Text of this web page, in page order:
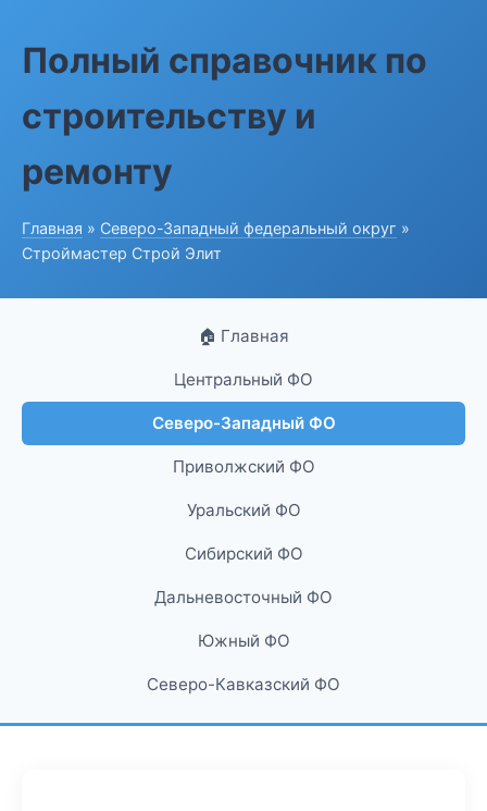
Полный справочник по
строительству и
ремонту
Главная » Северо-Западный федеральный округ »
Строймастер Строй Элит
🏠 Главная
Центральный ФО
Северо-Западный ФО
Приволжский ФО
Уральский ФО
Сибирский ФО
Дальневосточный ФО
Южный ФО
Северо-Кавказский ФО